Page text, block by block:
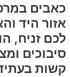
כאבים
אזור היד
לכם זניח,
סיבוכים
קשות